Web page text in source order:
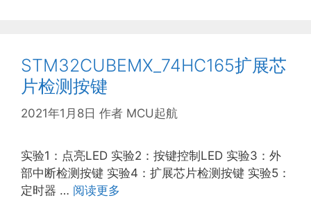
STM32CUBEMX_74HC165扩展芯
片检测按键
2021年1月8日 作者 MCU起航
实验1：点亮LED 实验2：按键控制LED 实验3：外
部中断检测按键 实验4：扩展芯片检测按键 实验5：
定时器 … 阅读更多